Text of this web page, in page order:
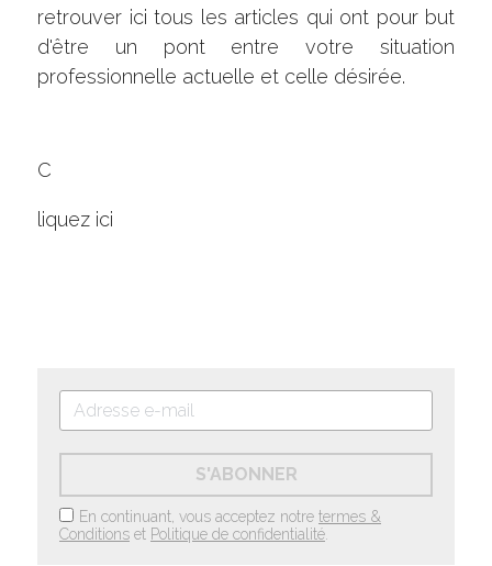
retrouver ici tous les articles qui ont pour but
d'être un pont entre votre situation
professionnelle actuelle et celle désirée.
C
liquez ici
S'ABONNER
En continuant, vous acceptez notre termes &
Conditions et Politique de confidentialité